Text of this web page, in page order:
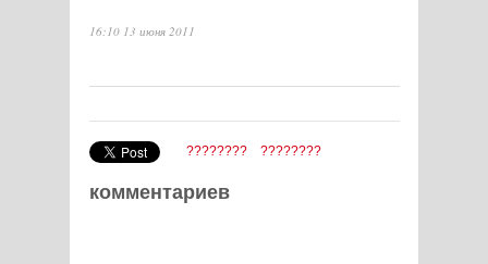
16:10 13 июня 2011
???????? ????????
комментариев